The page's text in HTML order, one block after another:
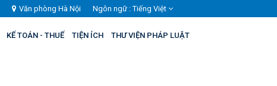
Văn phòng Hà Nội Ngôn ngữ : Tiếng Việt
KẾ TOÁN - THUẾ TIỆN ÍCH THƯ VIỆN PHÁP LUẬT